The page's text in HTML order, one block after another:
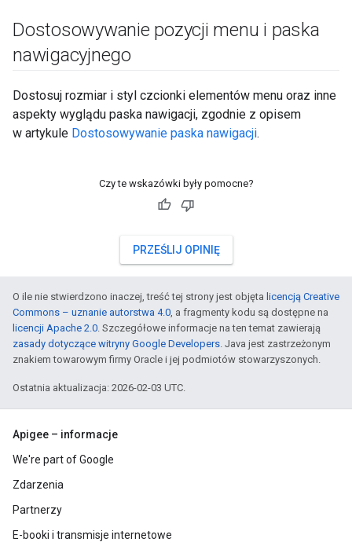
Dostosowywanie pozycji menu i paska
nawigacyjnego
Dostosuj rozmiar i styl czcionki elementów menu oraz inne
aspekty wyglądu paska nawigacji, zgodnie z opisem
w artykule Dostosowywanie paska nawigacji.
Czy te wskazówki były pomocne?
PRZEŚLIJ OPINIĘ
O ile nie stwierdzono inaczej, treść tej strony jest objęta licencją Creative
Commons – uznanie autorstwa 4.0 , a fragmenty kodu są dostępne na
licencji Apache 2.0 . Szczegółowe informacje na ten temat zawierają
zasady dotyczące witryny Google Developers . Java jest zastrzeżonym
znakiem towarowym firmy Oracle i jej podmiotów stowarzyszonych.
Ostatnia aktualizacja: 2026-02-03 UTC.
Apigee – informacje
We're part of Google
Zdarzenia
Partnerzy
E-booki i transmisje internetowe